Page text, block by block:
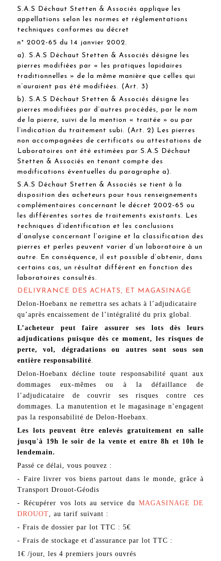
S.A.S Déchaut Stetten & Associés applique les
appellations selon les normes et réglementations
techniques conformes au décret
n° 2002-65 du 14 janvier 2002.
a). S.A.S Déchaut Stetten & Associés désigne les
pierres modifiées par « les pratiques lapidaires
traditionnelles » de la même manière que celles qui
n’auraient pas été modifiées. (Art. 3)
b). S.A.S Déchaut Stetten & Associés désigne les
pierres modifiées par d’autres procédés, par le nom
de la pierre, suivi de la mention « traitée » ou par
l’indication du traitement subi. (Art. 2) Les pierres
non accompagnées de certificats ou attestations de
Laboratoires ont été estimées par S.A.S Déchaut
Stetten & Associés en tenant compte des
modifications éventuelles du paragraphe a).
S.A.S Déchaut Stetten & Associés se tient à la
disposition des acheteurs pour tous renseignements
complémentaires concernant le décret 2002-65 ou
les différentes sortes de traitements existants. Les
techniques d’identification et les conclusions
d’analyse concernant l’origine et la classification des
pierres et perles peuvent varier d’un laboratoire à un
autre. En conséquence, il est possible d’obtenir, dans
certains cas, un résultat différent en fonction des
laboratoires consultés.
DELIVRANCE DES ACHATS, ET MAGASINAGE
Delon-Hoebanx ne remettra ses achats à l’adjudicataire
qu’après encaissement de l’intégralité du prix global.
L’acheteur peut faire assurer ses lots dès leurs
adjudications puisque dès ce moment, les risques de
perte, vol, dégradations ou autres sont sous son
entière responsabilité
Delon-Hoebanx décline toute responsabilité quant aux
dommages eux-mêmes ou à la défaillance de
l’adjudicataire de couvrir ses risques contre ces
dommages. La manutention et le magasinage n’engagent
pas la responsabilité de Delon-Hoebanx.
Les lots peuvent être enlevés gratuitement en salle
jusqu'à 19h le soir de la vente et entre 8h et 10h le
lendemain.
Passé ce délai, vous pouvez :
- Faire livrer vos biens partout dans le monde, grâce à
Transport Drouot-Géodis
- Récupérer vos lots au service du MAGASINAGE DE
DROUOT , au tarif suivant :
- Frais de dossier par lot TTC : 5€
- Frais de stockage et d'assurance par lot TTC :
1€ /jour, les 4 premiers jours ouvrés